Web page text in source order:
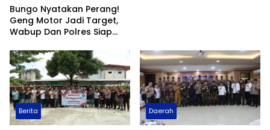
Bungo Nyatakan Perang!
Geng Motor Jadi Target,
Wabup Dan Polres Siap
Berita Daerah